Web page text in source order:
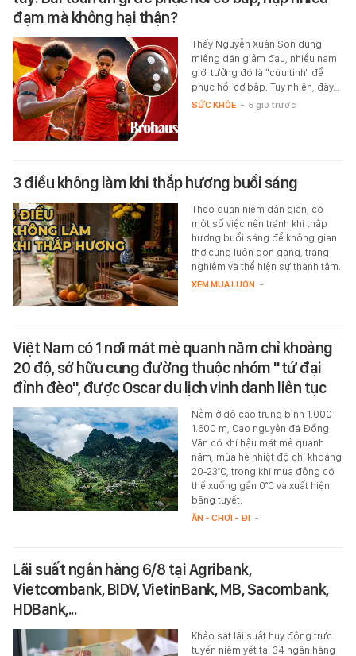
đạm mà không hại thận?
Thấy Nguyễn Xuân Son dùng
miếng dán giảm đau, nhiều nam
giới tưởng đó là "cứu tinh" để
phục hồi cơ bắp. Tuy nhiên, đây…
SỨC KHỎE - 5 giờ trước
3 điều không làm khi thắp hương buổi sáng
Theo quan niệm dân gian, có
một số việc nên tránh khi thắp
hương buổi sáng để không gian
thờ cúng luôn gọn gàng, trang
nghiêm và thể hiện sự thành tâm.
XEM MUA LUÔN -
Việt Nam có 1 nơi mát mẻ quanh năm chỉ khoảng
20 độ, sở hữu cung đường thuộc nhóm "tứ đại
đỉnh đèo", được Oscar du lịch vinh danh liên tục
Nằm ở độ cao trung bình 1.000-
1.600 m, Cao nguyên đá Đồng
Văn có khí hậu mát mẻ quanh
năm, mùa hè nhiệt độ chỉ khoảng
20-23°C, trong khi mùa đông có
thể xuống gần 0°C và xuất hiện
băng tuyết.
ĂN - CHƠI - ĐI -
Lãi suất ngân hàng 6/8 tại Agribank,
Vietcombank, BIDV, VietinBank, MB, Sacombank,
HDBank,...
Khảo sát lãi suất huy động trực
tuyến niêm yết tại 34 ngân hàng